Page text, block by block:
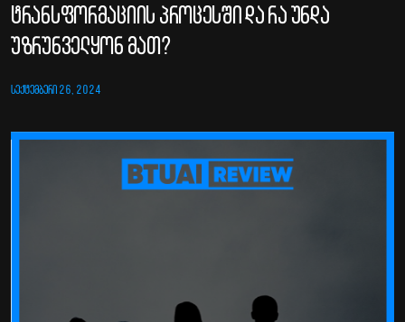
ტრანსფორმაციის პროცესში და რა უნდა
უზრუნველყონ მათ?
ᲡᲔᲥᲢᲔᲛᲑᲔᲠᲘ 26, 2024